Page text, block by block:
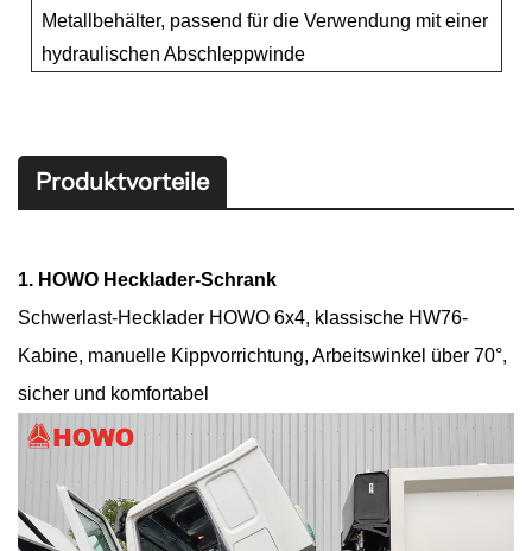
Metallbehälter, passend für die Verwendung mit einer
hydraulischen Abschleppwinde
Produktvorteile
1. HOWO Hecklader-Schrank
Schwerlast-Hecklader HOWO 6x4, klassische HW76-
Kabine, manuelle Kippvorrichtung, Arbeitswinkel über 70°,
sicher und komfortabel